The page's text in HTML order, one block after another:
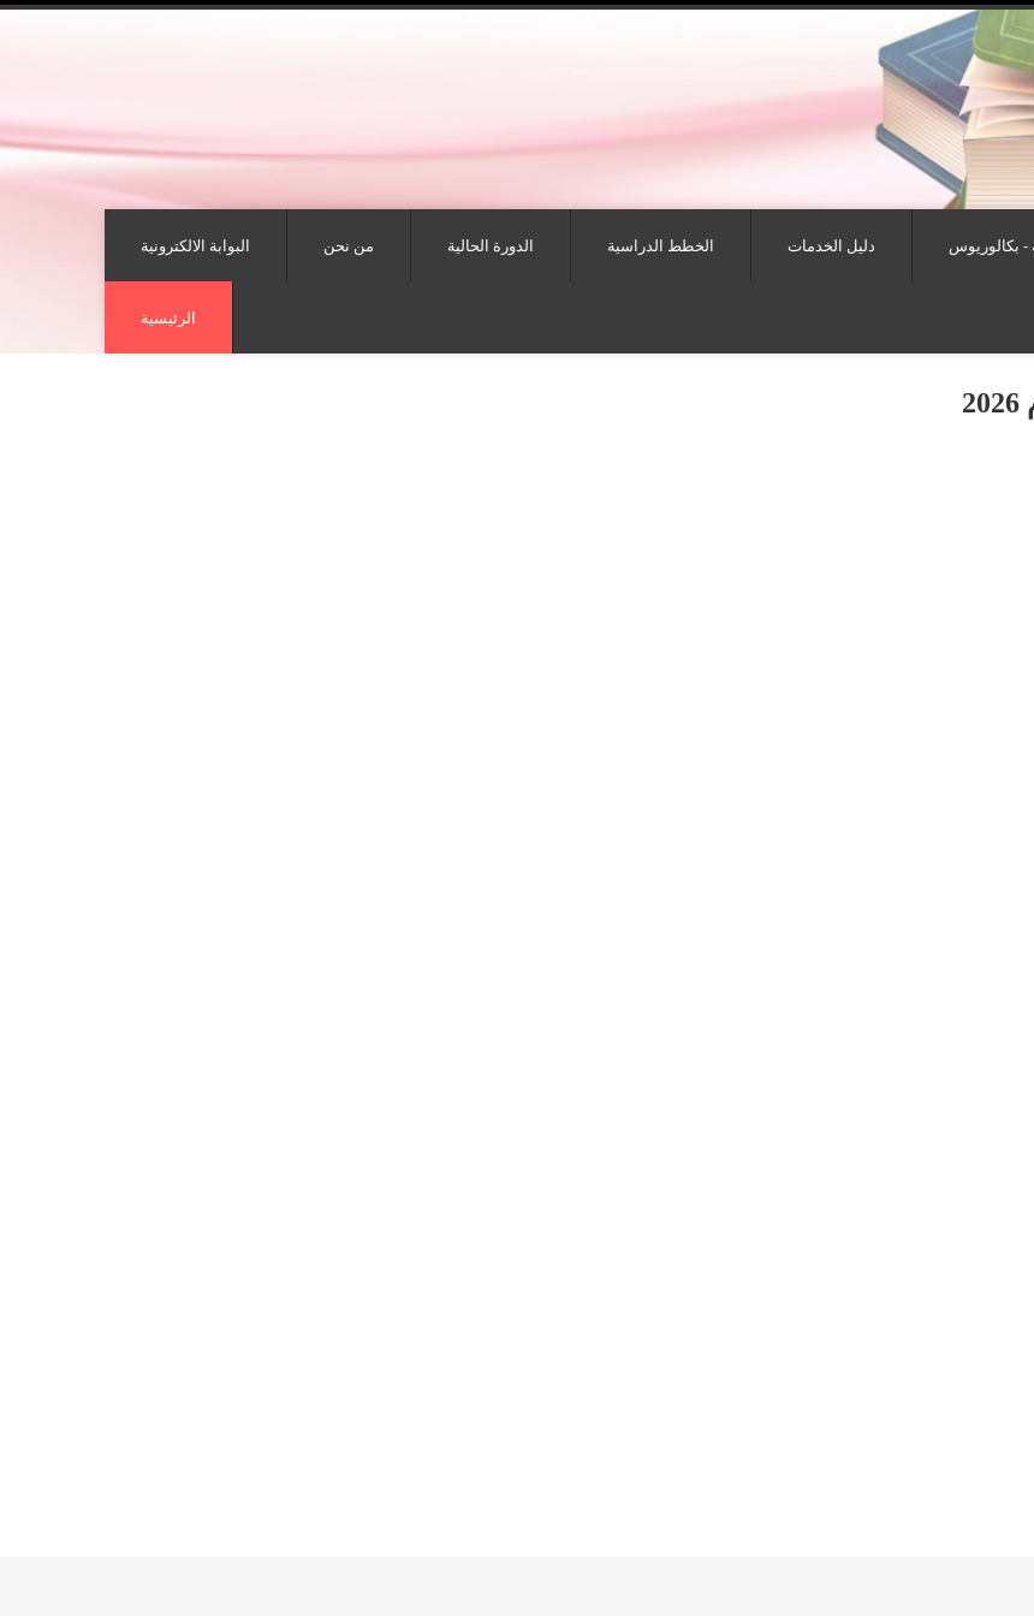
البوابة الالكترونية من نحن الدورة الحالية الخطط الدراسية دليل الخدمات - بكالوريوس
الرئيسية